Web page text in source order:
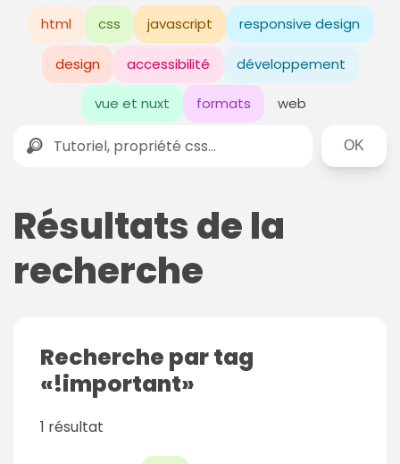
html css javascript responsive design
design accessibilité développement
vue et nuxt formats web
Rechercher
Résultats de la
recherche
Recherche par tag
!important
1 résultat